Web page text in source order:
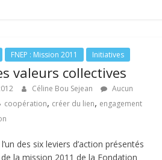
FNEP : Mission 2011 Initiatives
valeurs collectives
Céline Bou Sejean
Aucun
coopération, créer du lien, engagement
des six leviers d’action présentés
la mission 2011 de la Fondation